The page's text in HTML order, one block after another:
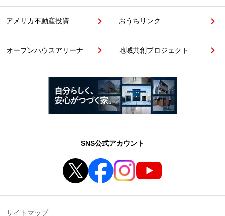
アメリカ不動産投資 おうちリンク
オープンハウスアリーナ 地域共創プロジェクト
SNS公式アカウント
サイトマップ